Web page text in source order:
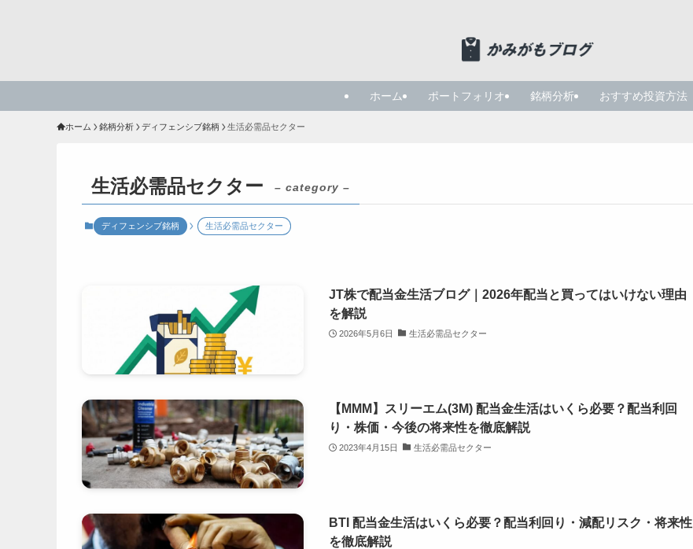
ホーム ポートフォリオ 銘柄分析 おすすめ投資方法
ホーム 銘柄分析 ディフェンシブ銘柄 生活必需品セクター
生活必需品セクター – category –
ディフェンシブ銘柄 生活必需品セクター
JT株で配当金生活ブログ｜2026年配当と買ってはいけない理由
を解説
2026年5月6日 生活必需品セクター
【MMM】スリーエム(3M) 配当金生活はいくら必要？配当利回
り・株価・今後の将来性を徹底解説
2023年4月15日 生活必需品セクター
BTI 配当金生活はいくら必要？配当利回り・減配リスク・将来性
を徹底解説